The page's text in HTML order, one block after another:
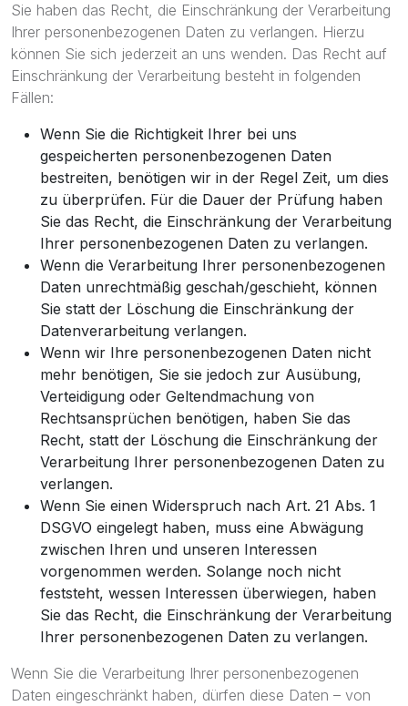
Sie haben das Recht, die Einschränkung der Verarbeitung
Ihrer personenbezogenen Daten zu verlangen. Hierzu
können Sie sich jederzeit an uns wenden. Das Recht auf
Einschränkung der Verarbeitung besteht in folgenden
Fällen:
Wenn Sie die Richtigkeit Ihrer bei uns
gespeicherten personenbezogenen Daten
bestreiten, benötigen wir in der Regel Zeit, um dies
zu überprüfen. Für die Dauer der Prüfung haben
Sie das Recht, die Einschränkung der Verarbeitung
Ihrer personenbezogenen Daten zu verlangen.
Wenn die Verarbeitung Ihrer personenbezogenen
Daten unrechtmäßig geschah/geschieht, können
Sie statt der Löschung die Einschränkung der
Datenverarbeitung verlangen.
Wenn wir Ihre personenbezogenen Daten nicht
mehr benötigen, Sie sie jedoch zur Ausübung,
Verteidigung oder Geltendmachung von
Rechtsansprüchen benötigen, haben Sie das
Recht, statt der Löschung die Einschränkung der
Verarbeitung Ihrer personenbezogenen Daten zu
verlangen.
Wenn Sie einen Widerspruch nach Art. 21 Abs. 1
DSGVO eingelegt haben, muss eine Abwägung
zwischen Ihren und unseren Interessen
vorgenommen werden. Solange noch nicht
feststeht, wessen Interessen überwiegen, haben
Sie das Recht, die Einschränkung der Verarbeitung
Ihrer personenbezogenen Daten zu verlangen.
Wenn Sie die Verarbeitung Ihrer personenbezogenen
Daten eingeschränkt haben, dürfen diese Daten – von